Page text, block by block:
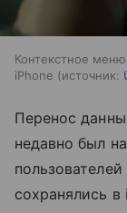
Контекстное
iPhone
источник:
Перенос
недавно был
сохранялись